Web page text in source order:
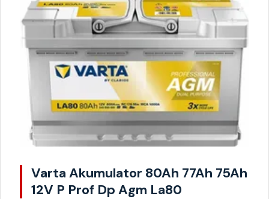
Varta Akumulator 80Ah 77Ah 75Ah
12V P Prof Dp Agm La80